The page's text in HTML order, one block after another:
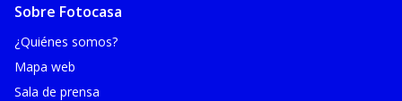
Sobre Fotocasa
¿Quiénes somos?
Mapa web
Sala de prensa